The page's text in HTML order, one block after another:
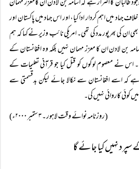
طالبان کا اصرار ہے کہ اسامہ بن لادن ان کا معزز مہمان
میں اہم کردار ادا کیا، اور اس جہاد میں پاکستان اور
ان کی بھرپور مدد کی تھی۔ امریکی نائب وزیر نے کہا کہ ہم
بن لادن ان کا معزز مہمان نہیں بلکہ وہ افغانستان کے
اس نے معصوم لوگوں کو قتل کیا جو قرآنی تعلیمات کے
کہ اسے افغانستان سے نکالا جائے لیکن بدقسمتی سے
کاروائی نہیں کی۔
(روزنامہ نوائے وقت لاہور ۔ ۳ ستمبر ۲۰۰۰ء)
نہیں کیا جائے گا